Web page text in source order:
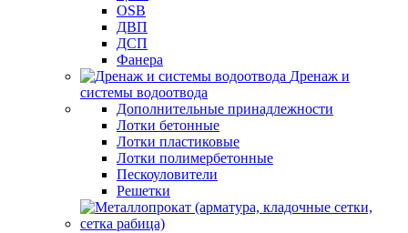
OSB
ДВП
ДСП
Фанера
Дренаж и
системы водоотвода
Дополнительные принадлежности
Лотки бетонные
Лотки пластиковые
Лотки полимербетонные
Пескоуловители
Решетки